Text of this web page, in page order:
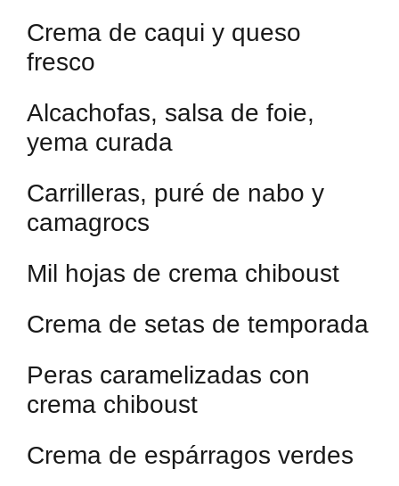
Crema de caqui y queso
fresco
Alcachofas, salsa de foie,
yema curada
Carrilleras, puré de nabo y
camagrocs
Mil hojas de crema chiboust
Crema de setas de temporada
Peras caramelizadas con
crema chiboust
Crema de espárragos verdes